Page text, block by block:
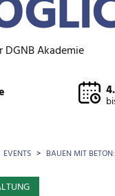
DGNB Akademie
EVENTS BAUEN MIT